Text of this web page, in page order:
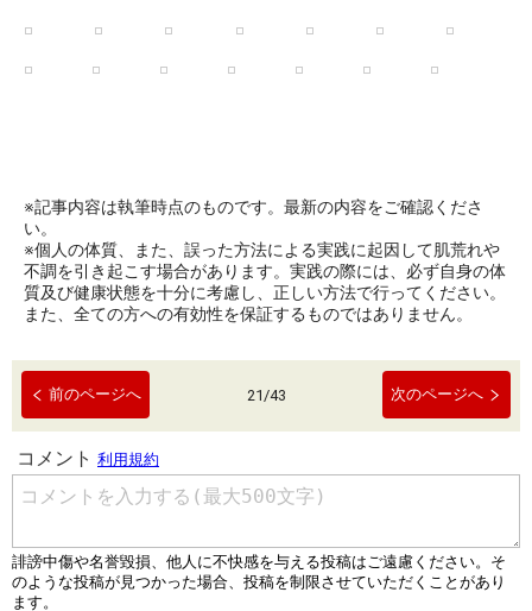
※記事内容は執筆時点のものです。最新の内容をご確認くださ
い。
※個人の体質、また、誤った方法による実践に起因して肌荒れや
不調を引き起こす場合があります。実践の際には、必ず自身の体
質及び健康状態を十分に考慮し、正しい方法で行ってください。
また、全ての方への有効性を保証するものではありません。
前のページへ 21 /43 次のページへ